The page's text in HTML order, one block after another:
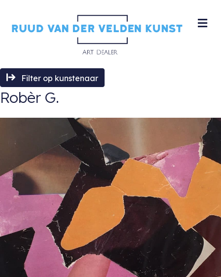
Filter op kunstenaar
Robèr G.